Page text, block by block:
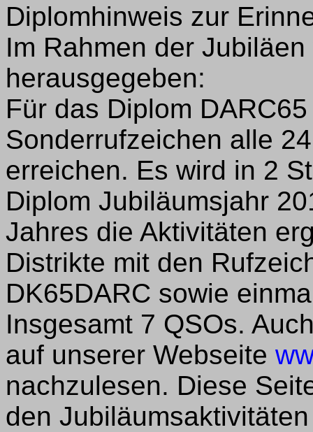
Diplomhinweis zur
Im Rahmen der
herausgegeben:
Für das Diplom
Sonderrufzeichen alle
erreichen. Es wird in 2
Diplom Jubiläumsjahr
Jahres die Aktivitäten
Distrikte mit den
DK65DARC sowie
Insgesamt 7 QSOs.
auf unserer Webseite
nachzulesen. Diese
den